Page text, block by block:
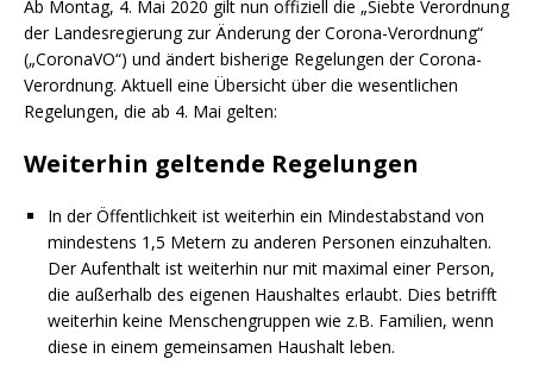
Ab Montag, 4. Mai 2020 gilt nun offiziell die „Siebte Verordnung
der Landesregierung zur Änderung der Corona-Verordnung“
(„CoronaVO“) und ändert bisherige Regelungen der Corona-
Verordnung. Aktuell eine Übersicht über die wesentlichen
Regelungen, die ab 4. Mai gelten:
Weiterhin geltende Regelungen
In der Öffentlichkeit ist weiterhin ein Mindestabstand von
mindestens 1,5 Metern zu anderen Personen einzuhalten.
Der Aufenthalt ist weiterhin nur mit maximal einer Person,
die außerhalb des eigenen Haushaltes erlaubt. Dies betrifft
weiterhin keine Menschengruppen wie z.B. Familien, wenn
diese in einem gemeinsamen Haushalt leben.